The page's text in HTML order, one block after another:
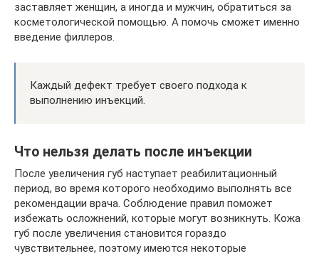
заставляет женщин, а иногда и мужчин, обратиться за
косметологической помощью. А помочь сможет именно
введение филлеров.
Каждый дефект требует своего подхода к
выполнению инъекций.
Что нельзя делать после инъекции
После увеличения губ наступает реабилитационный
период, во время которого необходимо выполнять все
рекомендации врача. Соблюдение правил поможет
избежать осложнений, которые могут возникнуть. Кожа
губ после увеличения становится гораздо
чувствительнее, поэтому имеются некоторые